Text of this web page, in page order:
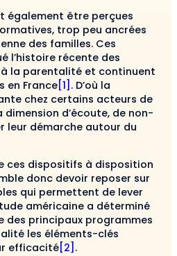
également être perçues
trop peu ancrées
des familles. Ces
l’histoire récente des
la parentalité et continuent
en France[1] . D’où la
chez certains acteurs de
dimension d’écoute, de non-
leur démarche autour du
ces dispositifs à disposition
donc devoir reposer sur
qui permettent de lever
américaine a déterminé
des principaux programmes
les éléments-clés
efficacité [2] .